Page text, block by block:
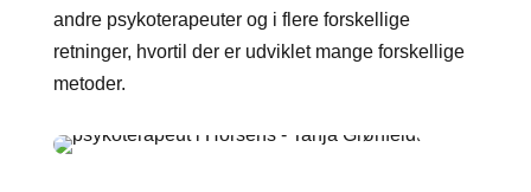
andre psykoterapeuter og i flere forskellige
retninger, hvortil der er udviklet mange forskellige
metoder.